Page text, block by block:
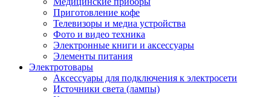
Приготовление кофе
Телевизоры и медиа устройства
Фото и видео техника
Электронные книги и аксессуары
Элементы питания
Электротовары
Аксессуары для подключения к электросети
Источники света (лампы)